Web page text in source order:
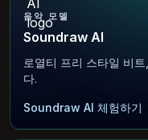
음악 모델
Soundraw AI
로열티 프리 스타일 비
다.
Soundraw AI 체험하기